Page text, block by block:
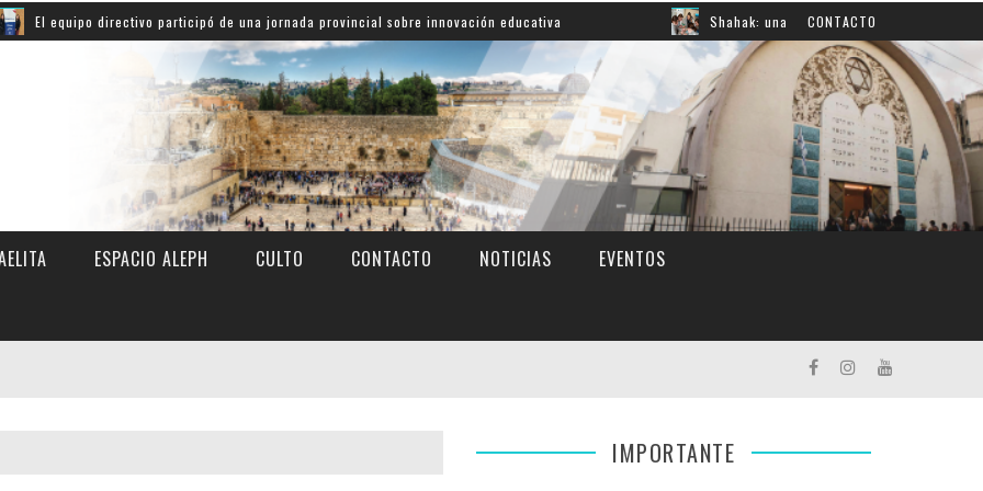
directivo participó de una jornada provincial sobre innovación educativa Shahak: una nueva jornada para reflexionar sobre
CONTACTO
ESPACIO ALEPH CULTO CONTACTO NOTICIAS EVENTOS
IMPORTANTE